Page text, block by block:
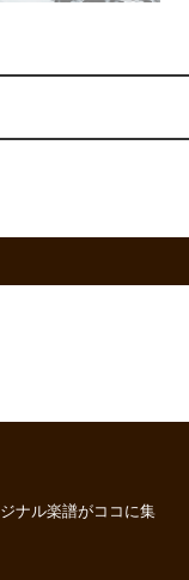
ナル楽譜がココに集